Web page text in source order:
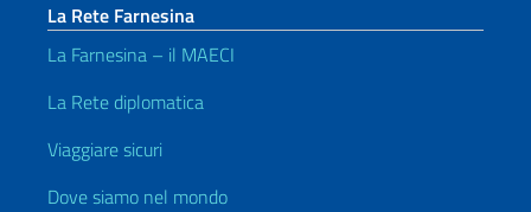
La Rete Farnesina
La Farnesina – il MAECI
La Rete diplomatica
Viaggiare sicuri
Dove siamo nel mondo